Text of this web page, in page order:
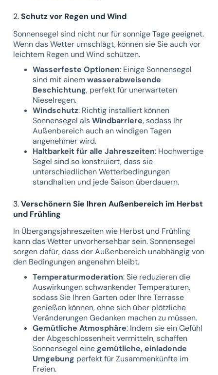
2.Schutz vor Regen und Wind
Sonnensegel sind nicht nur für sonnige Tage geeignet.
Wenn das Wetter umschlägt, können sie Sie auch vor
leichtem Regen und Wind schützen.
Wasserfeste Optionen: Einige Sonnensegel
sind mit einemwasserabweisende
Beschichtung, perfekt für unerwarteten
Nieselregen.
Windschutz: Richtig installiert können
Sonnensegel alsWindbarriere, sodass Ihr
Außenbereich auch an windigen Tagen
angenehmer wird.
Haltbarkeit für alle Jahreszeiten: Hochwertige
Segel sind so konstruiert, dass sie
unterschiedlichen Wetterbedingungen
standhalten und jede Saison überdauern.
3.Verschönern Sie Ihren Außenbereich im Herbst
und Frühling
In Übergangsjahreszeiten wie Herbst und Frühling
kann das Wetter unvorhersehbar sein. Sonnensegel
sorgen dafür, dass der Außenbereich unabhängig von
den Bedingungen angenehm bleibt.
Temperaturmoderation: Sie reduzieren die
Auswirkungen schwankender Temperaturen,
sodass Sie Ihren Garten oder Ihre Terrasse
genießen können, ohne sich über plötzliche
Veränderungen Gedanken machen zu müssen.
Gemütliche Atmosphäre: Indem sie ein Gefühl
der Abgeschlossenheit vermitteln, schaffen
Sonnensegel einegemütliche, einladende
Umgebung perfekt für Zusammenkünfte im
Freien.